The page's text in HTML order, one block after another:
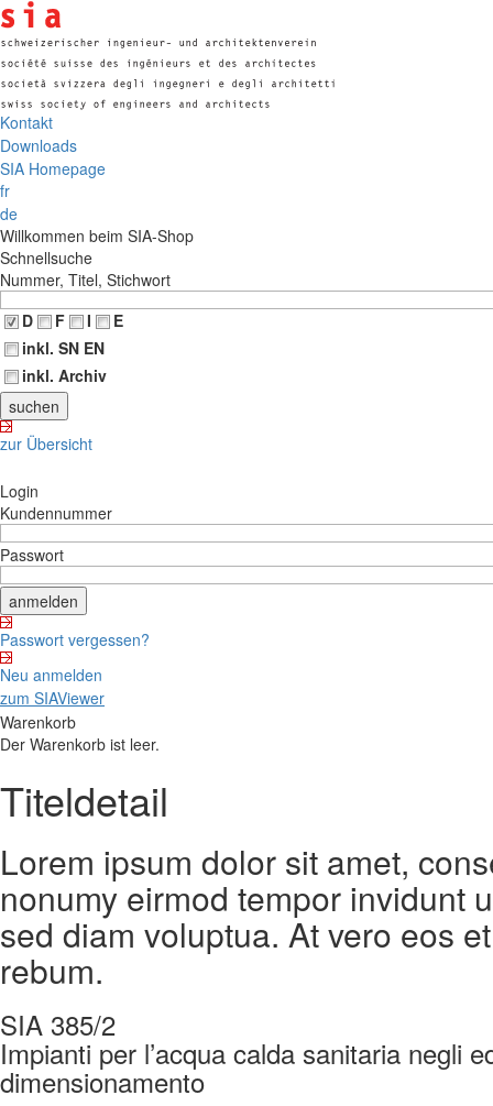
Kontakt
Downloads
SIA Homepage
fr
de
Willkommen beim SIA-Shop
Schnellsuche
Nummer, Titel, Stichwort
D
F I
E
inkl. SN EN
inkl. Archiv
zur Übersicht
Login
Kundennummer
Passwort
Passwort vergessen?
Neu anmelden
zum SIAViewer
Warenkorb
Der Warenkorb ist leer.
Titeldetail
Lorem ipsum dolor sit amet,
nonumy eirmod tempor invidunt
sed diam voluptua. At vero eos
rebum.
SIA 385/2
Impianti per l’acqua calda sanitaria negli
dimensionamento